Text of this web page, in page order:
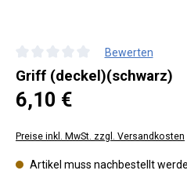
Durchschnittliche Bewertung von 0
Bewerten
Griff (deckel)(schwarz)
Regulärer Preis:
6,10 €
Preise inkl. MwSt. zzgl. Versandkosten
Artikel muss nachbestellt